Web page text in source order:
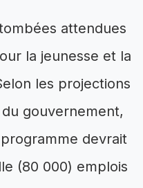
attendues
la jeunesse et la
les projections
gouvernement,
devrait
(80 000) emplois